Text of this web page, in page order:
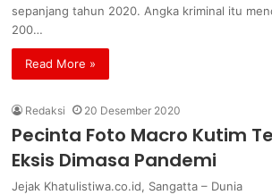
sepanjang tahun 2020. Angka kriminal itu
200…
Read More »
Redaksi 20 Desember 2020
Pecinta Foto Macro Kutim
Eksis Dimasa Pandemi
Jejak Khatulistiwa.co.id, Sangatta – Dunia